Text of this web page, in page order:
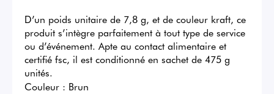
D’un poids unitaire de 7,8 g, et de couleur kraft, ce
produit s’intègre parfaitement à tout type de service
ou d’événement. Apte au contact alimentaire et
certifié fsc, il est conditionné en sachet de 475 g
unités.
Couleur : Brun